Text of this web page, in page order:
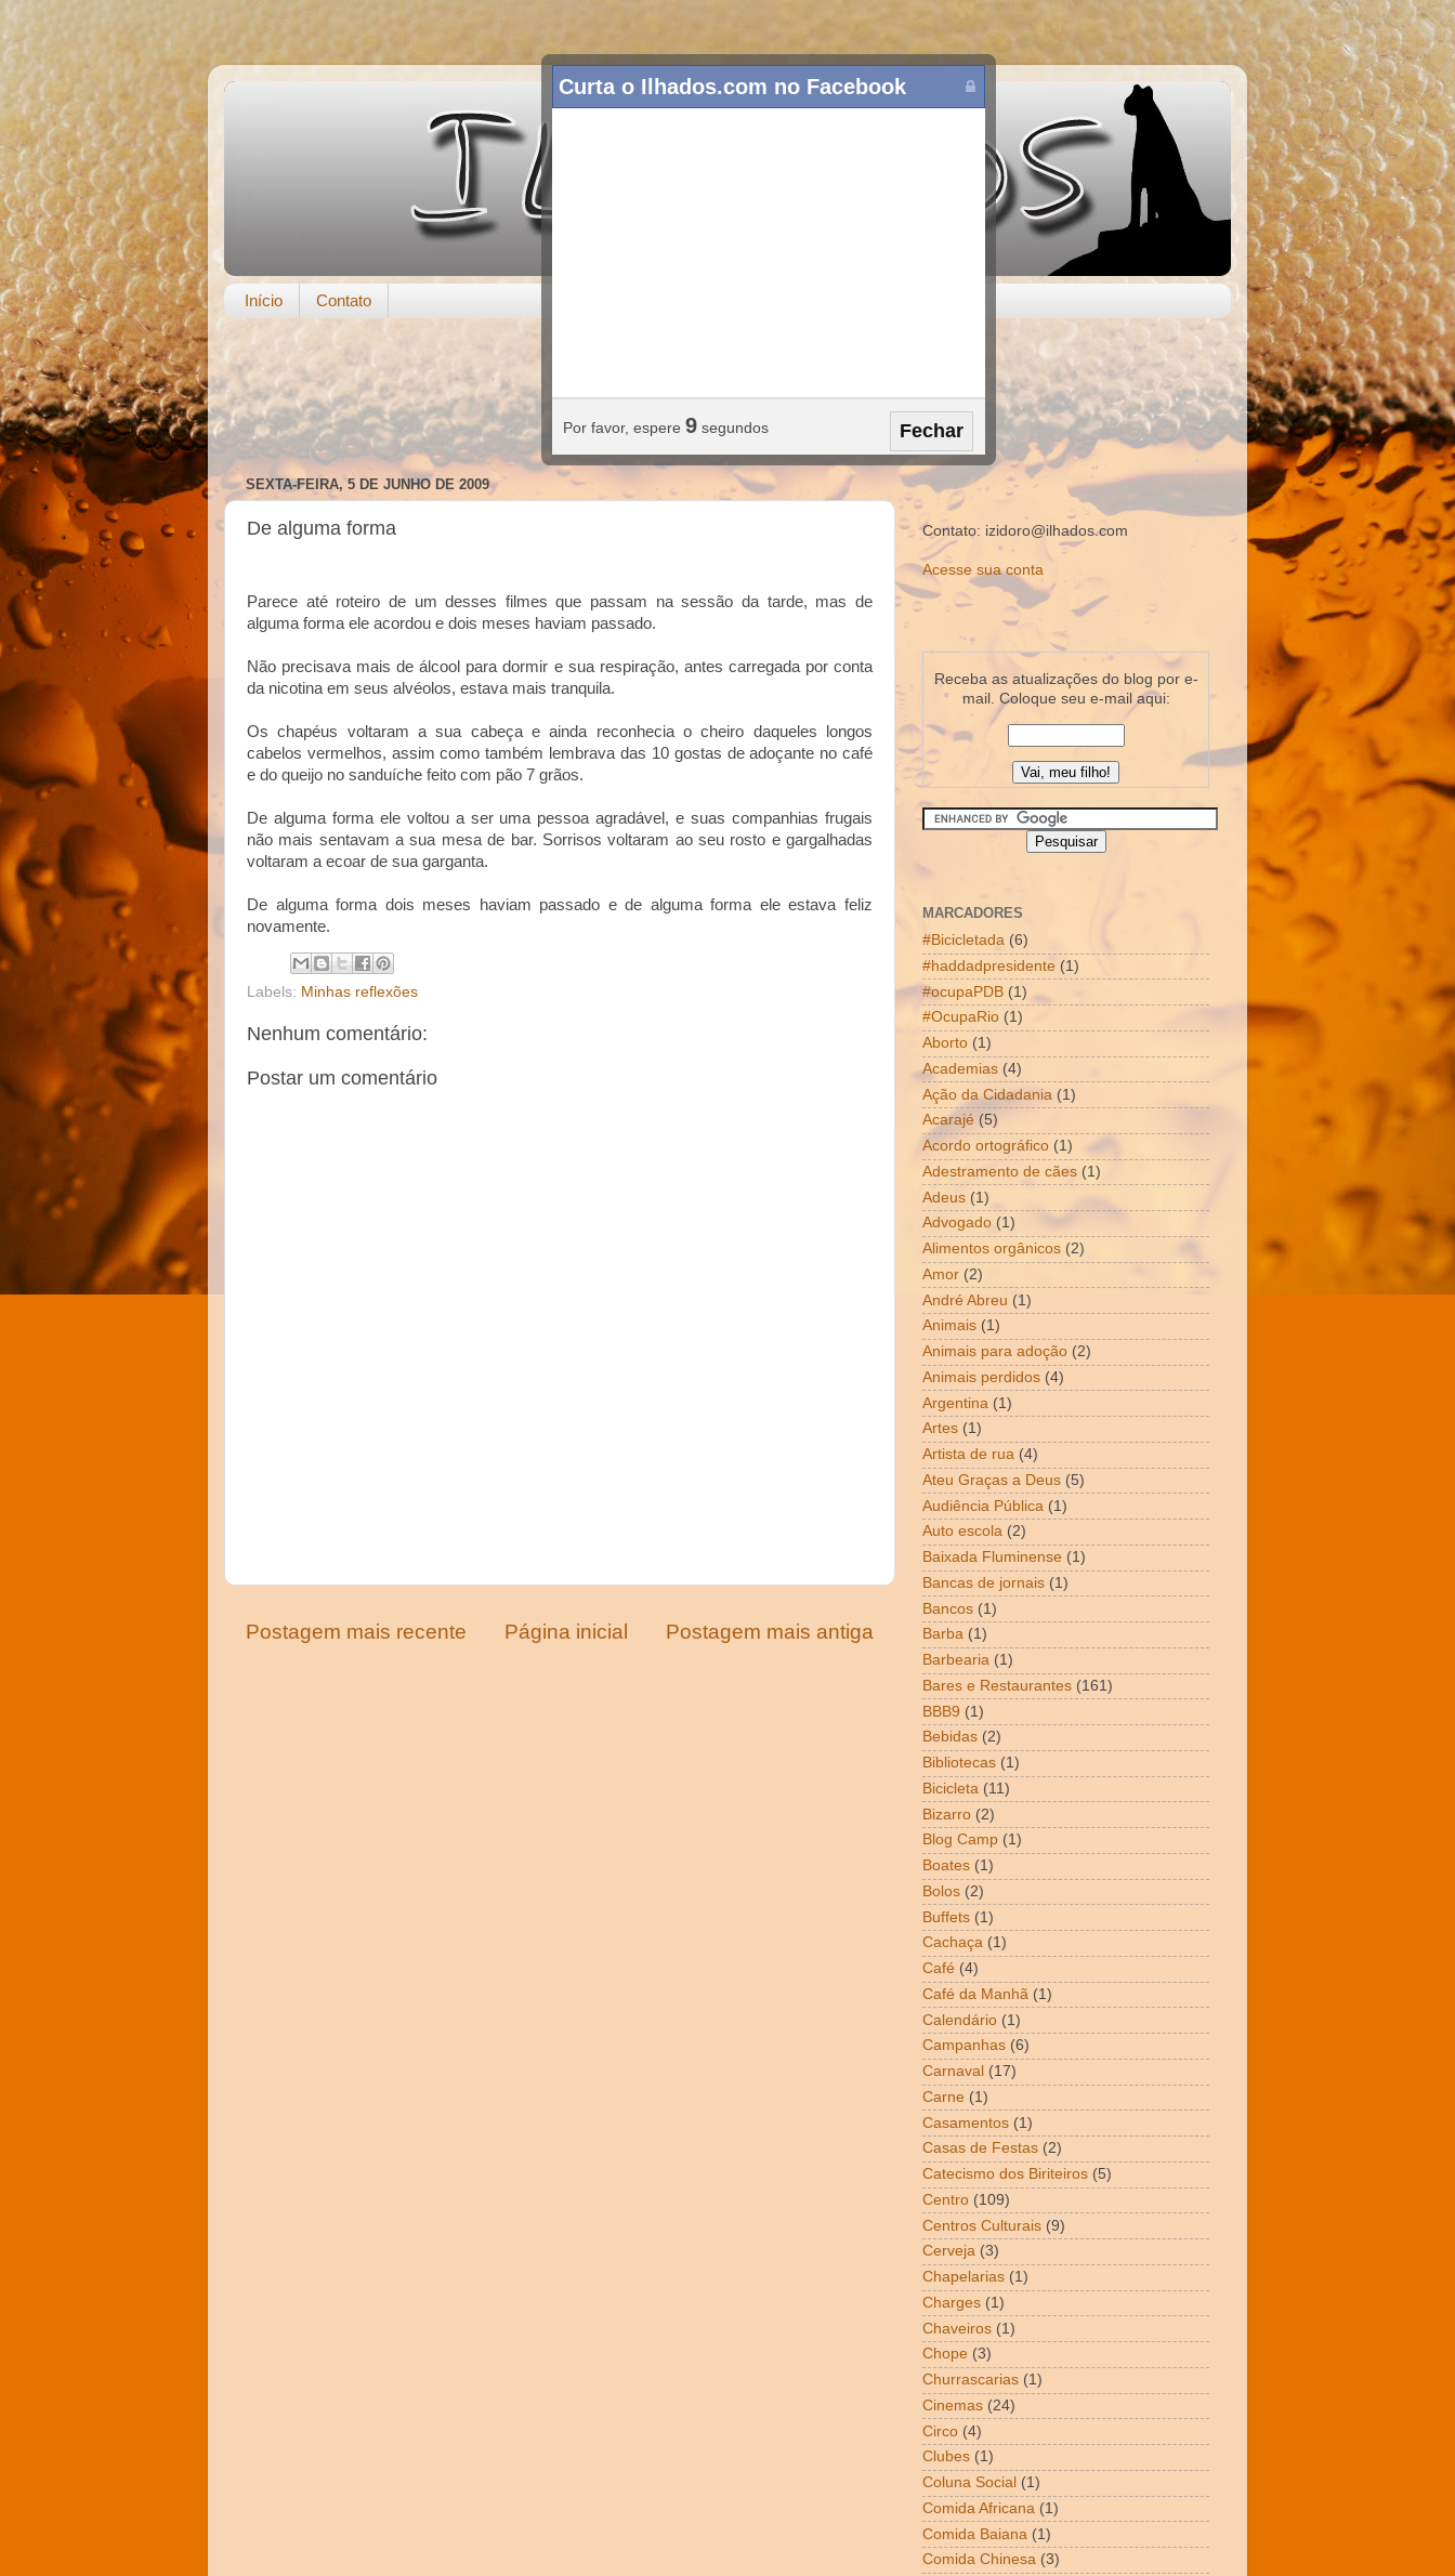
Início Contato
SEXTA-FEIRA, 5 DE JUNHO DE 2009
De alguma forma
Parece até roteiro de um desses filmes que passam na sessão da tarde, mas de
alguma forma ele acordou e dois meses haviam passado.
Não precisava mais de álcool para dormir e sua respiração, antes carregada por conta
da nicotina em seus alvéolos, estava mais tranquila.
Os chapéus voltaram a sua cabeça e ainda reconhecia o cheiro daqueles longos
cabelos vermelhos, assim como também lembrava das 10 gostas de adoçante no café
e do queijo no sanduíche feito com pão 7 grãos.
De alguma forma ele voltou a ser uma pessoa agradável, e suas companhias frugais
não mais sentavam a sua mesa de bar. Sorrisos voltaram ao seu rosto e gargalhadas
voltaram a ecoar de sua garganta.
De alguma forma dois meses haviam passado e de alguma forma ele estava feliz
novamente.
Labels: Minhas reflexões
Nenhum comentário:
Postar um comentário
Postagem mais recente Postagem mais antiga
Página inicial
Contato: izidoro@ilhados.com
Acesse sua conta
Receba as atualizações do blog por e-
mail. Coloque seu e-mail aqui:
MARCADORES
#Bicicletada (6)
#haddadpresidente (1)
#ocupaPDB (1)
#OcupaRio (1)
Aborto (1)
Academias (4)
Ação da Cidadania (1)
Acarajé (5)
Acordo ortográfico (1)
Adestramento de cães (1)
Adeus (1)
Advogado (1)
Alimentos orgânicos (2)
Amor (2)
André Abreu (1)
Animais (1)
Animais para adoção (2)
Animais perdidos (4)
Argentina (1)
Artes (1)
Artista de rua (4)
Ateu Graças a Deus (5)
Audiência Pública (1)
Auto escola (2)
Baixada Fluminense (1)
Bancas de jornais (1)
Bancos (1)
Barba (1)
Barbearia (1)
Bares e Restaurantes (161)
BBB9 (1)
Bebidas (2)
Bibliotecas (1)
Bicicleta (11)
Bizarro (2)
Blog Camp (1)
Boates (1)
Bolos (2)
Buffets (1)
Cachaça (1)
Café (4)
Café da Manhã (1)
Calendário (1)
Campanhas (6)
Carnaval (17)
Carne (1)
Casamentos (1)
Casas de Festas (2)
Catecismo dos Biriteiros (5)
Centro (109)
Centros Culturais (9)
Cerveja (3)
Chapelarias (1)
Charges (1)
Chaveiros (1)
Chope (3)
Churrascarias (1)
Cinemas (24)
Circo (4)
Clubes (1)
Coluna Social (1)
Comida Africana (1)
Comida Baiana (1)
Comida Chinesa (3)
Curta o Ilhados.com no Facebook
Por favor, espere 1 segundos Fechar